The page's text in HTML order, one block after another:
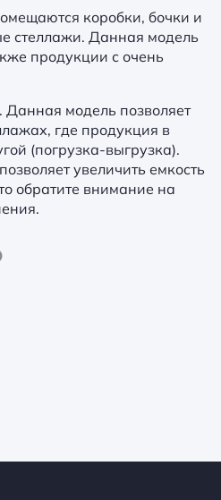
коробки, бочки и
стеллажи. Данная модель
продукции с очень
модель позволяет
где продукция в
(погрузка-выгрузка).
увеличить емкость
обратите внимание на